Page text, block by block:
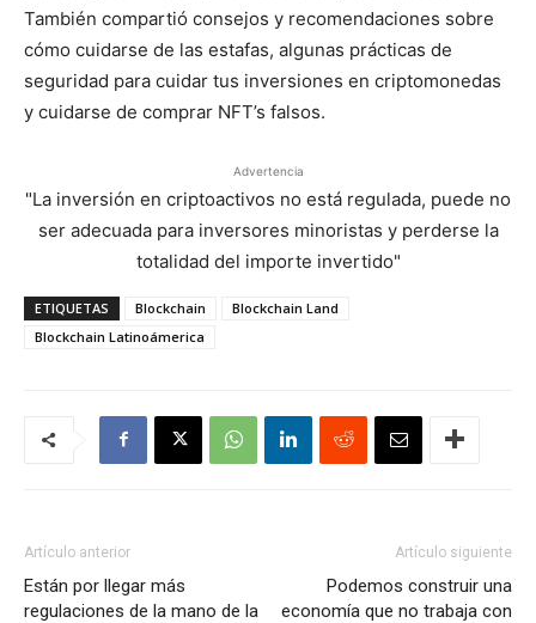
También compartió consejos y recomendaciones sobre
cómo cuidarse de las estafas, algunas prácticas de
seguridad para cuidar tus inversiones en criptomonedas
y cuidarse de comprar NFT’s falsos.
Advertencia
"La inversión en criptoactivos no está regulada, puede no
ser adecuada para inversores minoristas y perderse la
totalidad del importe invertido"
ETIQUETAS Blockchain
Blockchain Land
Blockchain Latinoámerica
Artículo anterior
Están por llegar más
regulaciones de la mano de la
Artículo siguiente
Podemos construir una
economía que no trabaja con